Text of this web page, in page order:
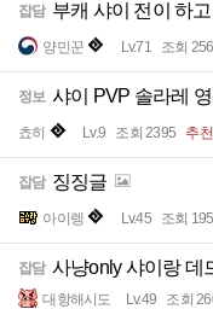
잡담 부캐 샤이 전이 하
양민꾼 Lv.71 조회
정보 샤이 PVP 솔라레
쵸히 Lv.9 조회 2395 추
잡담 징징글
아이렝 Lv.45 조회
잡담 사냥only 샤이랑 데
대항해시도 Lv.49 조회